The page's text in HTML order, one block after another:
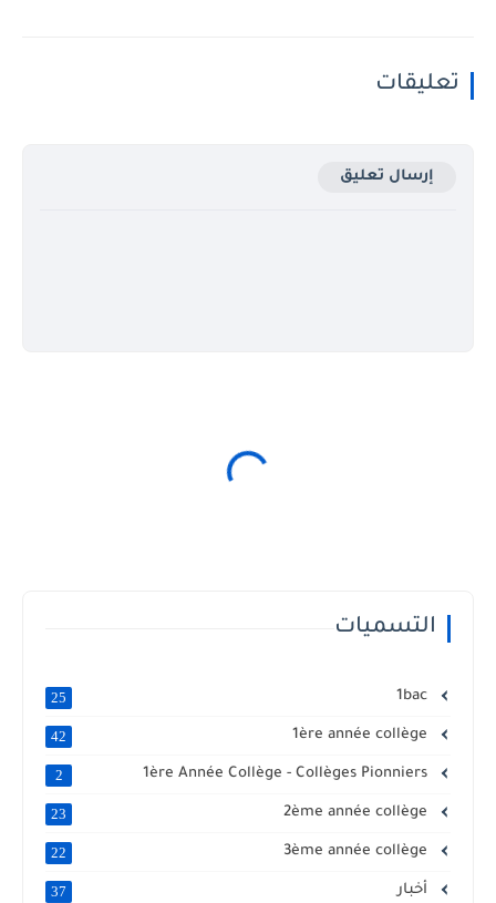
تعليقات
إرسال تعليق
التسميات
1bac
25
42
1ère Année Collège - Collèges Pionniers
2
23
22
أخبار 37